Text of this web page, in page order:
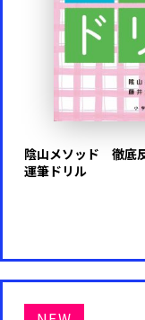
陰山メソッド 徹底
運筆ドリル